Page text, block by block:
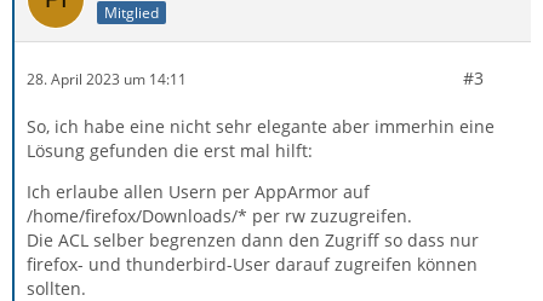
Mitglied
28. April 2023 um 14:11 #3
So, ich habe eine nicht sehr elegante aber immerhin eine
Lösung gefunden die erst mal hilft:
Ich erlaube allen Usern per AppArmor auf
/home/firefox/Downloads/* per rw zuzugreifen.
Die ACL selber begrenzen dann den Zugriff so dass nur
firefox- und thunderbird-User darauf zugreifen können
sollten.